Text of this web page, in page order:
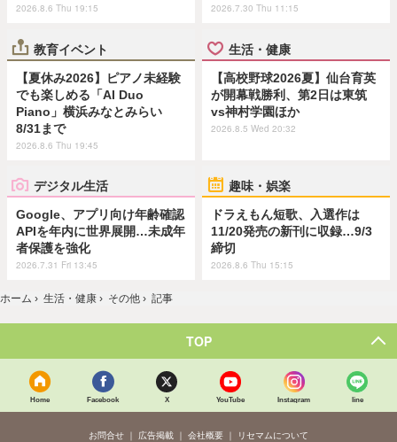
2026.8.6 Thu 19:15 2026.7.30 Thu 11:15
教育イベント
【夏休み2026】ピアノ未経験
でも楽しめる「AI Duo
Piano」横浜みなとみらい
8/31まで
2026.8.6 Thu 19:45
生活・健康
【高校野球2026夏】仙台育英
が開幕戦勝利、第2日は東筑
vs神村学園ほか
2026.8.5 Wed 20:32
デジタル生活
Google、アプリ向け年齢確認
APIを年内に世界展開…未成年
者保護を強化
2026.7.31 Fri 13:45
趣味・娯楽
ドラえもん短歌、入選作は
11/20発売の新刊に収録…9/3
締切
2026.8.6 Thu 15:15
ホーム › 生活・健康 › その他 › 記事
TOP
Home Facebook X YouTube Instagram line
お問合せ 広告掲載 会社概要 リセマムについて